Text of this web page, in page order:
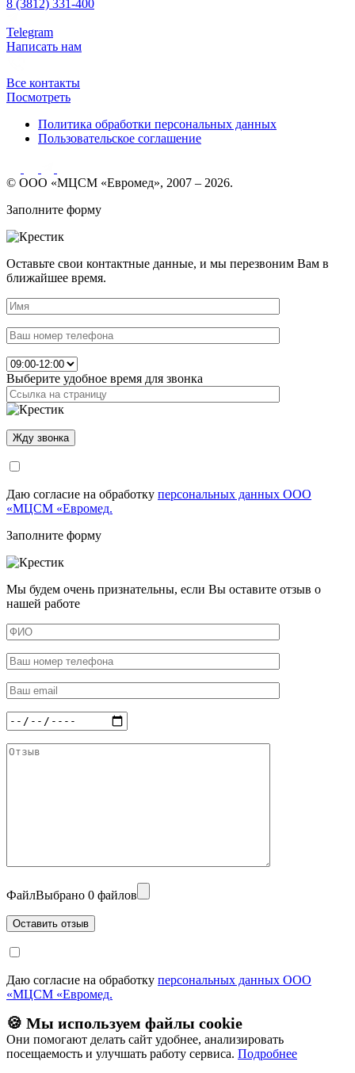
8 (3812) 331-400
Telegram
Написать нам
Все контакты
Посмотреть
Политика обработки персональных данных
Пользовательское соглашение
© ООО «МЦСМ «Евромед», 2007 – 2026.
Заполните форму
Оставьте свои контактные данные, и мы перезвоним Вам в
ближайшее время.
Выберите удобное время для звонка
Даю согласие на обработку персональных данных ООО
«МЦСМ «Евромед.
Заполните форму
Мы будем очень признательны, если Вы оставите отзыв о
нашей работе
ФайлВыбрано 0 файлов
Даю согласие на обработку персональных данных ООО
«МЦСМ «Евромед.
🍪 Мы используем файлы cookie
Они помогают делать сайт удобнее, анализировать
посещаемость и улучшать работу сервиса. Подробнее